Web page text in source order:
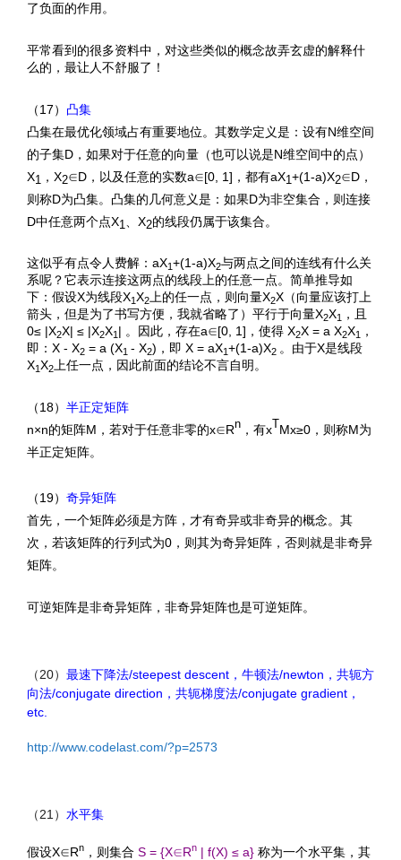
了负面的作用。
平常看到的很多资料中，对这些类似的概念故弄玄虚的解释什
么的，最让人不舒服了！
（17） 凸集
凸集在最优化领域占有重要地位。其数学定义是：设有N维空间
的子集D，如果对于任意的向量（也可以说是N维空间中的点）
X1 ，X2∈D，以及任意的实数a∈[0, 1]，都有aX1 +(1-a)X2∈D，
则称D为凸集。凸集的几何意义是：如果D为非空集合，则连接
D中任意两个点X1 、X2的线段仍属于该集合。
这似乎有点令人费解： aX1+(1-a)X2与两点之间的连线有什么关
系呢？它表示连接这两点的线段上的任意一点。简单推导如
下：假设X为线段X1X2 上的任一点，则向量X2X（向量应该打上
箭头，但是为了书写方便，我就省略了）平行于向量X2X1
，且
0≤ |X2X| ≤ |X2X1 | 。因此，存在a∈[0, 1]，使得 X2X = a X2X1
，
即：X - X2 = a (X1 - X2)，即 X = aX1+(1-a)X2 。由于X是线段
X1X2 上任一点，因此前面的结论不言自明。
（18） 半正定矩阵
n×n的矩阵M，若对于任意非零的x∈Rn ，有xTMx≥0，则称M为
半正定矩阵。
（19） 奇异矩阵
首先，一个矩阵必须是方阵，才有奇异或非奇异的概念。其
次，若该矩阵的行列式为0，则其为奇异矩阵，否则就是非奇异
矩阵。
可逆矩阵是非奇异矩阵，非奇异矩阵也是可逆矩阵。
（20） 最速下降法/steepest descent，牛顿法/newton，共轭方
向法/conjugate direction，共轭梯度法/conjugate gradient，
etc.
http://www.codelast.com/?p=2573
（21） 水平集
假设X∈Rn ，则集合 S = {X∈Rn | f(X) ≤ a} 称为一个水平集，其